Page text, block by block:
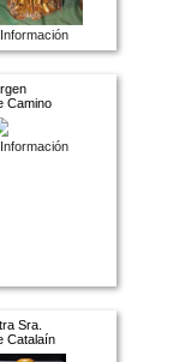
Camino
Sra.
Catalaín